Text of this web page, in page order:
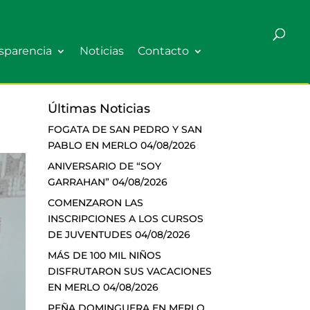
Noticias Contacto
Últimas Noticias
FOGATA DE SAN PEDRO Y SAN
PABLO EN MERLO 04/08/2026
ANIVERSARIO DE “SOY
GARRAHAN” 04/08/2026
COMENZARON LAS
INSCRIPCIONES A LOS CURSOS
DE JUVENTUDES 04/08/2026
MÁS DE 100 MIL NIÑOS
DISFRUTARON SUS VACACIONES
EN MERLO 04/08/2026